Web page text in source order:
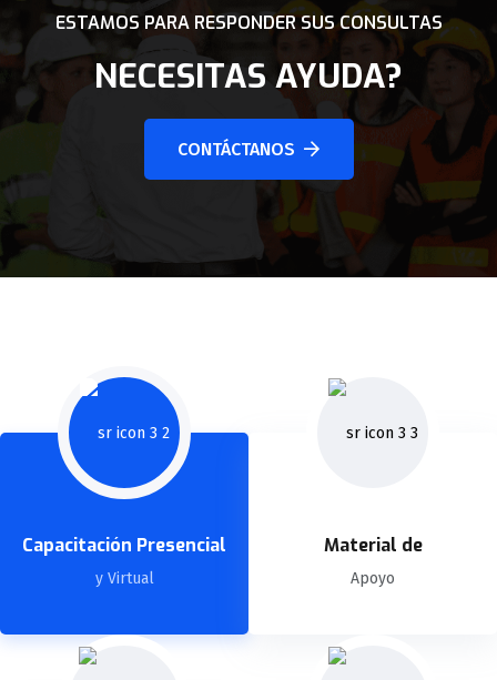
ESTAMOS PARA RESPONDER SUS CONSULTAS
NECESITAS AYUDA?
CONTÁCTANOS
Capacitación Presencial
y Virtual
Material de
Apoyo